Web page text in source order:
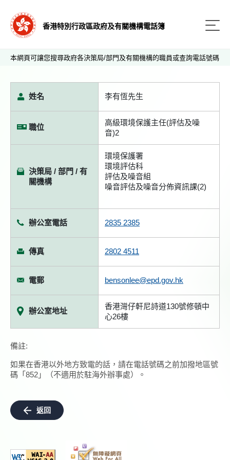
香港特別行政區政府及有關機構電話簿
本網頁可讓您搜尋政府各決策局/部門及有關機構的職員或查詢電話號碼
姓名 李有恆先生
職位
高級環境保護主任(評估及噪
音)2
決策局 / 部門 / 有
關機構
環境保護署
環境評估科
評估及噪音組
噪音評估及噪音分佈資訊課(2)
辦公室電話 2835 2385
傳真 2802 4511
電郵 bensonlee@epd.gov.hk
辦公室地址
香港灣仔軒尼詩道130號修頓中
心26樓
備註:
如果在香港以外地方致電的話，請在電話號碼之前加撥地區號
碼「852」（不適用於駐海外辦事處）。
返回